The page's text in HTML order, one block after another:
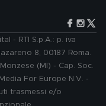
- RTI S.p.A.: p. iva
8, 00187 Roma.
(MI) - Cap. Soc.
For Europe N.V. -
trasmessi e/o